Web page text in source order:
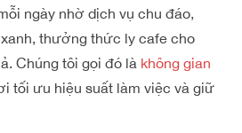
ngày nhờ dịch vụ chu đáo,
thưởng thức ly cafe cho
Chúng tôi gọi đó là không gian
tối ưu hiệu suất làm việc và giữ